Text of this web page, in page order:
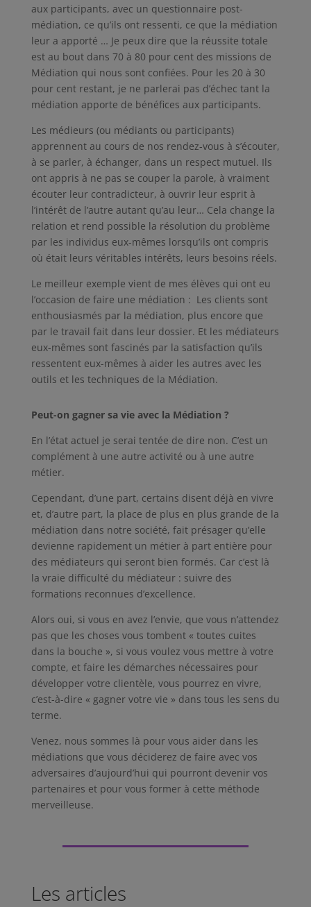
aux participants, avec un questionnaire post-
médiation, ce qu’ils ont ressenti, ce que la médiation
leur a apporté … Je peux dire que la réussite totale
est au bout dans 70 à 80 pour cent des missions de
Médiation qui nous sont confiées. Pour les 20 à 30
pour cent restant, je ne parlerai pas d’échec tant la
médiation apporte de bénéfices aux participants.
Les médieurs (ou médiants ou participants)
apprennent au cours de nos rendez-vous à s’écouter,
à se parler, à échanger, dans un respect mutuel. Ils
ont appris à ne pas se couper la parole, à vraiment
écouter leur contradicteur, à ouvrir leur esprit à
l’intérêt de l’autre autant qu’au leur… Cela change la
relation et rend possible la résolution du problème
par les individus eux-mêmes lorsqu’ils ont compris
où était leurs véritables intérêts, leurs besoins réels.
Le meilleur exemple vient de mes élèves qui ont eu
l’occasion de faire une médiation : Les clients sont
enthousiasmés par la médiation, plus encore que
par le travail fait dans leur dossier. Et les médiateurs
eux-mêmes sont fascinés par la satisfaction qu’ils
ressentent eux-mêmes à aider les autres avec les
outils et les techniques de la Médiation.
Peut-on gagner sa vie avec la Médiation ?
En l’état actuel je serai tentée de dire non. C’est un
complément à une autre activité ou à une autre
métier.
Cependant, d’une part, certains disent déjà en vivre
et, d’autre part, la place de plus en plus grande de la
médiation dans notre société, fait présager qu’elle
devienne rapidement un métier à part entière pour
des médiateurs qui seront bien formés. Car c’est là
la vraie difficulté du médiateur : suivre des
formations reconnues d’excellence.
Alors oui, si vous en avez l’envie, que vous n’attendez
pas que les choses vous tombent « toutes cuites
dans la bouche », si vous voulez vous mettre à votre
compte, et faire les démarches nécessaires pour
développer votre clientèle, vous pourrez en vivre,
c’est-à-dire « gagner votre vie » dans tous les sens du
terme.
Venez, nous sommes là pour vous aider dans les
médiations que vous déciderez de faire avec vos
adversaires d’aujourd’hui qui pourront devenir vos
partenaires et pour vous former à cette méthode
merveilleuse.
Les articles